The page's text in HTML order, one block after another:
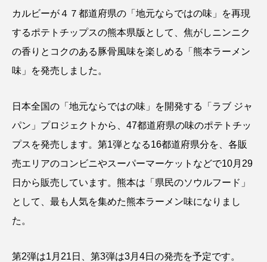
カルビーが４７都道府県の「地元ならではの味」を再現
するポテトチップスの熊本県版として、焦がしニンニク
の香りとコクのある豚骨風味を楽しめる「熊本ラーメン
味」を発売しました。
日本全国の「地元ならではの味」を開発する「ラブ ジャ
パン」プロジェクトから、47都道府県の味のポテトチッ
プスを発売します。第1弾となる16都道府県分を、各販
売エリアのコンビニやスーパーマーケットなどで10月29
日から販売しています。熊本は「県民のソウルフード」
として、最も人気を集めた熊本ラーメン味になりまし
た。
第2弾は1月21日、第3弾は3月4日の発売を予定です。